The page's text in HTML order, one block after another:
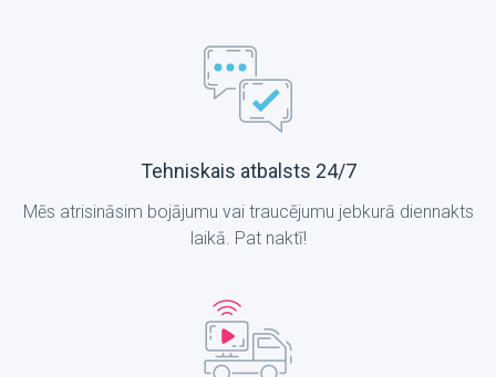
Tehniskais atbalsts 24/7
Mēs atrisināsim bojājumu vai traucējumu jebkurā diennakts
laikā. Pat naktī!